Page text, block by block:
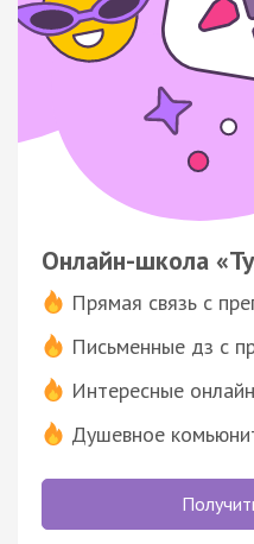
Онлайн-школа
Прямая связь с
Письменные дз с
Интересные
Душевное